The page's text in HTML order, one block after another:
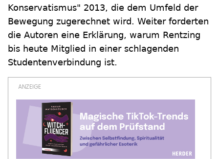
Konservatismus" 2013, die dem Umfeld der
Bewegung zugerechnet wird. Weiter forderten
die Autoren eine Erklärung, warum Rentzing
bis heute Mitglied in einer schlagenden
Studentenverbindung ist.